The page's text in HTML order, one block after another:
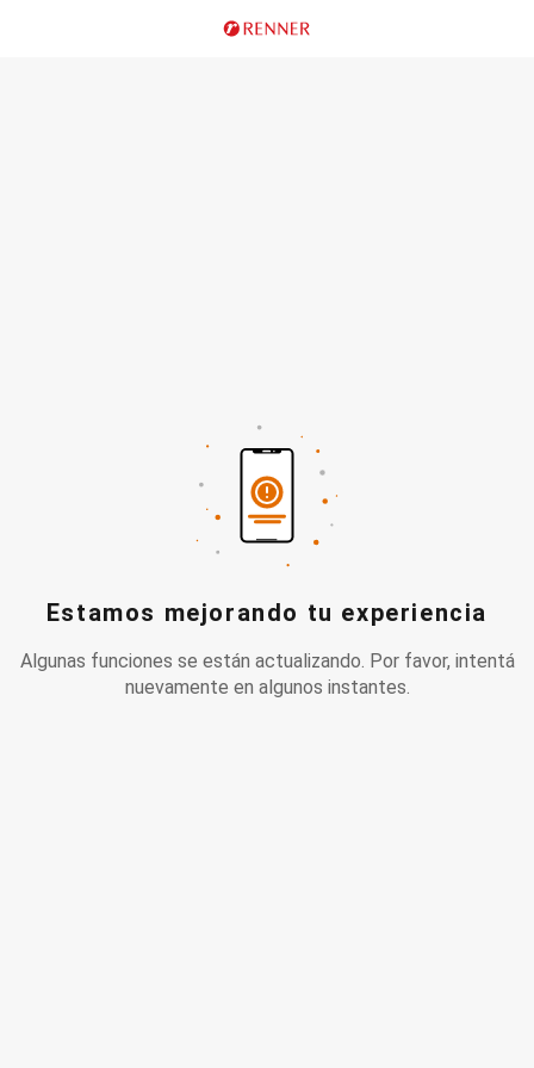
Estamos mejorando tu experiencia
Algunas funciones se están actualizando. Por favor, intentá
nuevamente en algunos instantes.